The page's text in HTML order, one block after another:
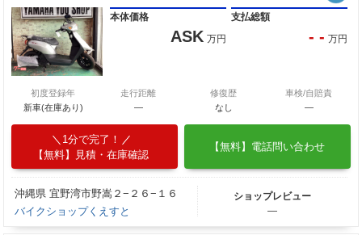
本体価格
ASK 万円
支払総額
- - 万円
初度登録年
新車(在庫あり)
走行距離
―
修復歴
なし
車検/自賠責
―
1分で完了！
【無料】見積・在庫確認
【無料】電話問い合わせ
沖縄県 宜野湾市野嵩２−２６−１６
バイクショップくえすと
ショップレビュー
―